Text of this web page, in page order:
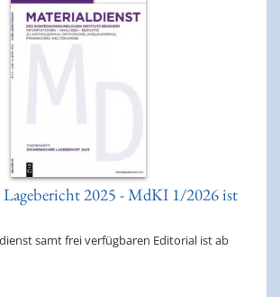
2025 - MdKI 1/2026 ist
samt frei verfügbaren Editorial ist ab